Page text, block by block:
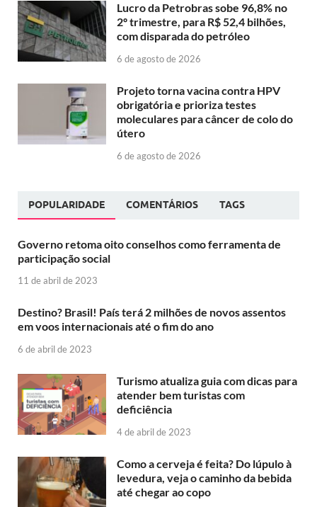
Lucro da Petrobras sobe 96,8% no
2º trimestre, para R$ 52,4 bilhões,
com disparada do petróleo
6 de agosto de 2026
Projeto torna vacina contra HPV
obrigatória e prioriza testes
moleculares para câncer de colo do
útero
6 de agosto de 2026
POPULARIDADE COMENTÁRIOS TAGS
Governo retoma oito conselhos como ferramenta de
participação social
11 de abril de 2023
Destino? Brasil! País terá 2 milhões de novos assentos
em voos internacionais até o fim do ano
6 de abril de 2023
Turismo atualiza guia com dicas para
atender bem turistas com
deficiência
4 de abril de 2023
Como a cerveja é feita? Do lúpulo à
levedura, veja o caminho da bebida
até chegar ao copo